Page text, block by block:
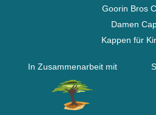
Goorin Bros
Damen
Kappen für
In Zusammenarbeit mit